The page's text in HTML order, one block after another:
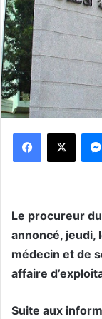
Le procureur
annoncé, jeudi,
médecin et de
affaire
Suite aux